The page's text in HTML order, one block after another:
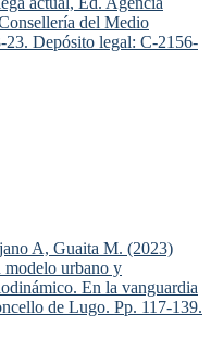
del Medio
Depósito legal: C-2156-
A, Guaita M. (2023)
urbano y
En la vanguardia
de Lugo. Pp. 117-139.